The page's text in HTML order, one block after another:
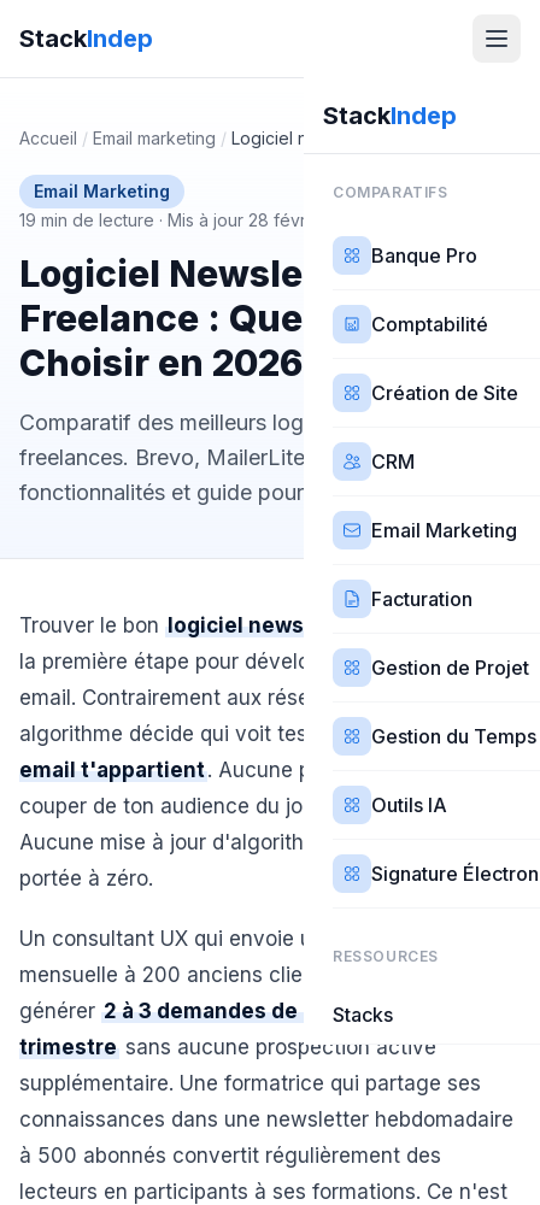
StackIndep
StackIndep
COMPARATIFS
Banque Pro
Comptabilité
Création de Site
CRM
Email Marketing
Facturation
Gestion de Projet
Gestion du Temps
Outils IA
Signature
RESSOURCES
Stacks
Accueil / Email marketing / Logiciel newsletter freelance
Email Marketing
19 min de lecture · Mis à jour 28 février 2026
Logiciel Newsletter
Freelance : Quelle Solution
Choisir en 2026 ?
Comparatif des meilleurs logiciels newsletter pour
freelances. Brevo, MailerLite, Mailjet : prix,
fonctionnalités et guide pour créer ta newsletter.
Trouver le bon logiciel newsletter freelance
la première étape pour développer ton activité par
email. Contrairement aux réseaux sociaux où un
algorithme décide qui voit tes publications, ta liste
email t'appartient. Aucune plateforme ne peut te
couper de ton audience du jour au lendemain.
Aucune mise à jour d'algorithme ne peut réduire ta
portée à zéro.
Un consultant UX qui envoie une newsletter
mensuelle à 200 anciens clients et prospects peut
générer 2 à 3 demandes de mission par
trimestre sans aucune prospection active
supplémentaire. Une formatrice qui partage ses
connaissances dans une newsletter hebdomadaire
à 500 abonnés convertit régulièrement des
lecteurs en participants à ses formations. Ce n'est